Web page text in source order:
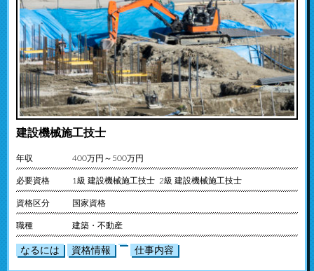
建設機械施工技士
年収 400万円～500万円
必要資格 1級 建設機械施工技士 2級 建設機械施工技士
資格区分 国家資格
職種 建築・不動産
なるには 資格情報 仕事内容